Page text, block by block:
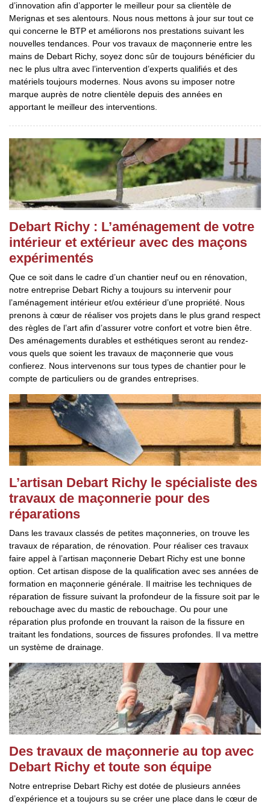
d’innovation afin d’apporter le meilleur pour sa clientèle de
Merignas et ses alentours. Nous nous mettons à jour sur tout ce
qui concerne le BTP et améliorons nos prestations suivant les
nouvelles tendances. Pour vos travaux de maçonnerie entre les
mains de Debart Richy, soyez donc sûr de toujours bénéficier du
nec le plus ultra avec l’intervention d’experts qualifiés et des
matériels toujours modernes. Nous avons su imposer notre
marque auprès de notre clientèle depuis des années en
apportant le meilleur des interventions.
Debart Richy : L’aménagement de votre
intérieur et extérieur avec des maçons
expérimentés
Que ce soit dans le cadre d’un chantier neuf ou en rénovation,
notre entreprise Debart Richy a toujours su intervenir pour
l’aménagement intérieur et/ou extérieur d’une propriété. Nous
prenons à cœur de réaliser vos projets dans le plus grand respect
des règles de l’art afin d’assurer votre confort et votre bien être.
Des aménagements durables et esthétiques seront au rendez-
vous quels que soient les travaux de maçonnerie que vous
confierez. Nous intervenons sur tous types de chantier pour le
compte de particuliers ou de grandes entreprises.
L’artisan Debart Richy le spécialiste des
travaux de maçonnerie pour des
réparations
Dans les travaux classés de petites maçonneries, on trouve les
travaux de réparation, de rénovation. Pour réaliser ces travaux
faire appel à l’artisan maçonnerie Debart Richy est une bonne
option. Cet artisan dispose de la qualification avec ses années de
formation en maçonnerie générale. Il maitrise les techniques de
réparation de fissure suivant la profondeur de la fissure soit par le
rebouchage avec du mastic de rebouchage. Ou pour une
réparation plus profonde en trouvant la raison de la fissure en
traitant les fondations, sources de fissures profondes. Il va mettre
un système de drainage.
Des travaux de maçonnerie au top avec
Debart Richy et toute son équipe
Notre entreprise Debart Richy est dotée de plusieurs années
d’expérience et a toujours su se créer une place dans le cœur de